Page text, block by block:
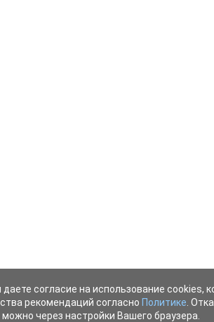
согласие на использование cookies,
рекомендаций согласно Политике .
можно через настройки Вашего браузера.